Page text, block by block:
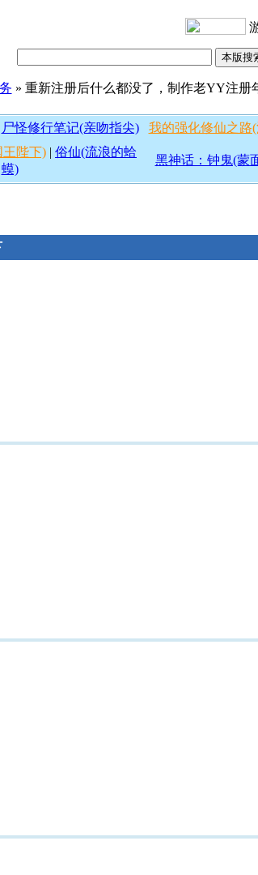
» 重新注册后什么都没了，制作老YY注册
尸怪修行笔记(亲吻指尖) 我的强化修仙之路
王陛下) | 俗仙(流浪的蛤
蟆)
黑神话：钟鬼(蒙